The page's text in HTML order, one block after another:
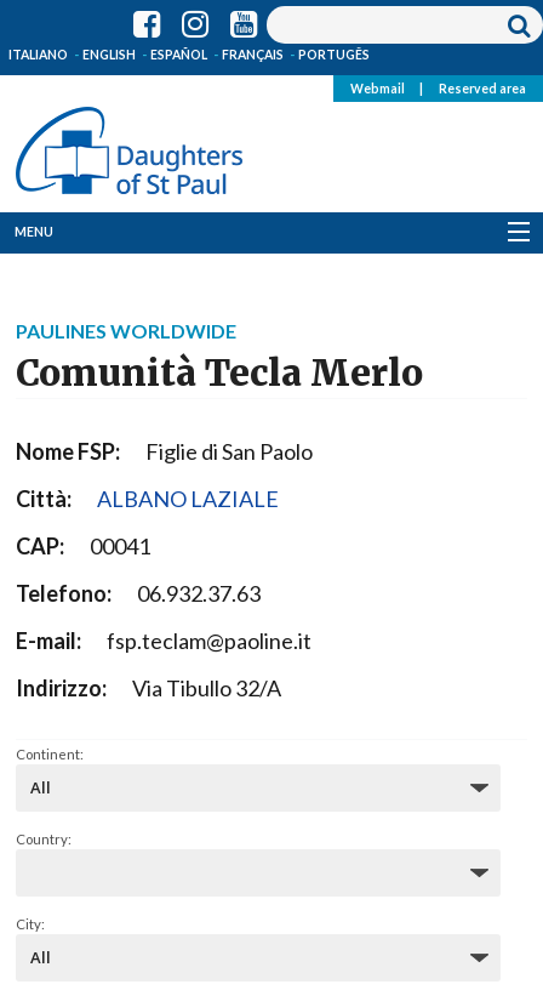
ITALIANO ENGLISH ESPAÑOL FRANÇAIS PORTUGÊS
Webmail Reserved area
MENU
Where we are
Resources
PAULINES WORLDWIDE
Comunità Tecla Merlo
Nome FSP:
Figlie di San Paolo
Città:
ALBANO LAZIALE
CAP:
00041
Telefono:
06.932.37.63
E-mail:
fsp.teclam@paoline.it
Indirizzo:
Via Tibullo 32/A
Continent:
Country:
City: